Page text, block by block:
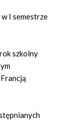
I semestrze
szkolny